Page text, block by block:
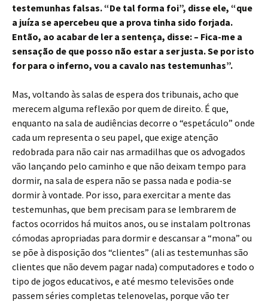
testemunhas falsas. “De tal forma foi”, disse ele, “que
a juíza se apercebeu que a prova tinha sido forjada.
Então, ao acabar de ler a sentença, disse: – Fica-me a
sensação de que posso não estar a ser justa. Se por isto
for para o inferno, vou a cavalo nas testemunhas”.
Mas, voltando às salas de espera dos tribunais, acho que
merecem alguma reflexão por quem de direito. É que,
enquanto na sala de audiências decorre o “espetáculo” onde
cada um representa o seu papel, que exige atenção
redobrada para não cair nas armadilhas que os advogados
vão lançando pelo caminho e que não deixam tempo para
dormir, na sala de espera não se passa nada e podia-se
dormir à vontade. Por isso, para exercitar a mente das
testemunhas, que bem precisam para se lembrarem de
factos ocorridos há muitos anos, ou se instalam poltronas
cómodas apropriadas para dormir e descansar a “mona” ou
se põe à disposição dos “clientes” (ali as testemunhas são
clientes que não devem pagar nada) computadores e todo o
tipo de jogos educativos, e até mesmo televisões onde
passem séries completas telenovelas, porque vão ter